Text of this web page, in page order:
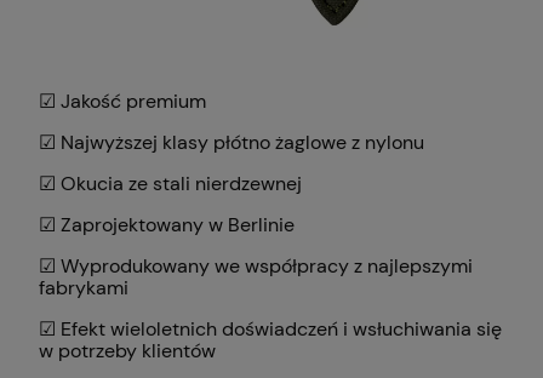
☑ Jakość premium
☑ Najwyższej klasy płótno żaglowe z nylonu
☑ Okucia ze stali nierdzewnej
☑ Zaprojektowany w Berlinie
☑ Wyprodukowany we współpracy z najlepszymi
fabrykami
☑ Efekt wieloletnich doświadczeń i wsłuchiwania się
w potrzeby klientów